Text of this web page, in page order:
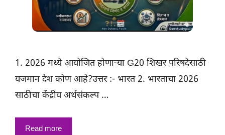
1. 2026 मध्ये आयोजित होणाऱ्या G20 शिखर परिषदेसाठी
यजमान देश कोण आहे?उत्तर :- भारत 2. भारताचा 2026
साठीचा केंद्रीय अर्थसंकल्प …
Read more